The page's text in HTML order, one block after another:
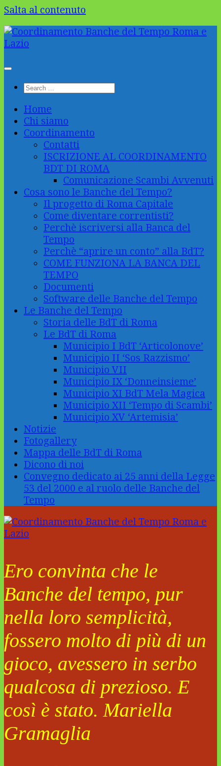
Salta al contenuto
Home
Chi siamo
Coordinamento
Contatti
ISCRIZIONE AL COORDINAMENTO
BDT DI ROMA
Comunicazione Scambi Avvenuti
Cosa sono le Banche del Tempo?
Il progetto di Roma Capitale
Come diventare correntisti?
Perchè iscriversi alla Banca del
Tempo
Perchè “aprire un conto” alla BdT?
COME FUNZIONA LA BANCA DEL
TEMPO
Documenti
Software delle Banche del Tempo
Le Banche del Tempo
Storia delle BdT di Roma
Le BdT di Roma
Municipio I BdT ‘Articolonove’
Municipio II ‘Sos Razzismo’
Municipio VII
Municipio IX ‘Donneinsieme’
Municipio XI BdT Mela Magica
Municipio XII ‘Tempo di Scambi’
Municipio XV ‘Artemisia’
Notizie
Fotogallery
Mappa delle BdT di Roma
Dicono di noi
Convegno dedicato ai 25 anni della Legge
53 del 2000 e al ruolo delle Banche del
Tempo
Ero convinta che le
Banche del tempo, pur
nella loro semplicità,
fossero molto di più di un
gioco, avessero in serbo
qualcosa di prezioso. E
così è stato. Mariella
Gramaglia